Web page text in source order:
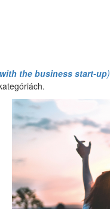
the business start-up)